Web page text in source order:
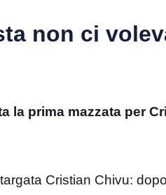
non ci
la prima mazzata per
Cristian Chivu: